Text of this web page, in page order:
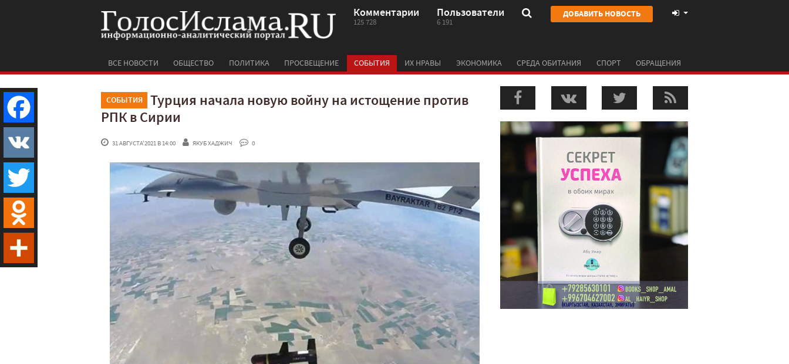
Комментарии
125 728
Пользователи
6 191
ДОБАВИТЬ НОВОСТЬ
ВСЕ НОВОСТИ ОБЩЕСТВО ПОЛИТИКА ПРОСВЕЩЕНИЕ СОБЫТИЯ ИХ НРАВЫ ЭКОНОМИКА СРЕДА ОБИТАНИЯ СПОРТ ОБРАЩЕНИЯ
СОБЫТИЯ
Турция начала новую войну на истощение против
РПК в Сирии
31 АВГУСТА'2021 В 14:00 ЯКУБ ХАДЖИЧ 0
Facebook
VK
Twitter
Odnoklassniki